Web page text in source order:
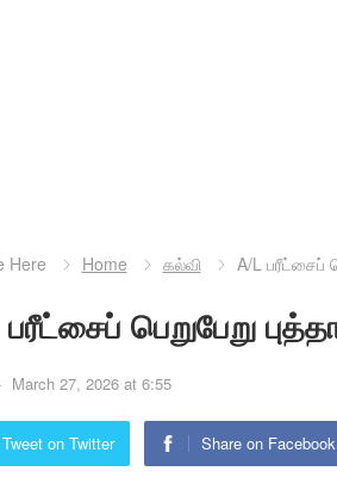
Here Home கல்வி A/L பரீட்சைப்
பெறுபேறு
March 27, 2026 at 6:55
Tweet on Twitter Share on Facebook